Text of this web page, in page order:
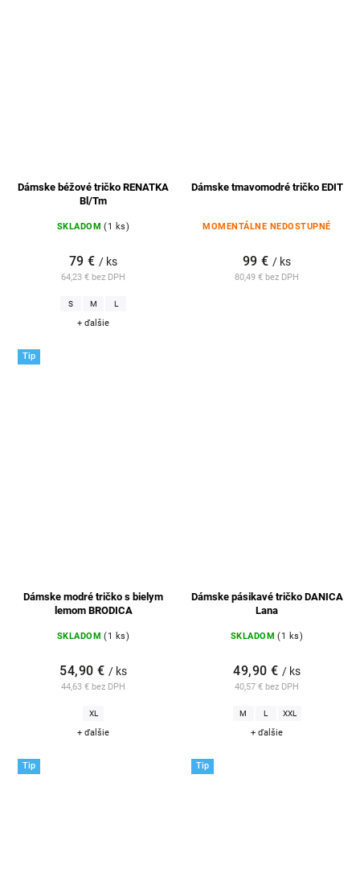
Dámske béžové tričko RENATKA
Bl/Tm
SKLADOM (1 ks)
64,23 € bez DPH
79 €/ ks
S M L
+ ďalšie
Dámske tmavomodré tričko EDIT
MOMENTÁLNE NEDOSTUPNÉ
80,49 € bez DPH
99 €/ ks
Tip
Dámske modré tričko s bielym
lemom BRODICA
SKLADOM (1 ks)
44,63 € bez DPH
54,90 € / ks
XL
+ ďalšie
Dámske pásikavé tričko DANICA
Lana
SKLADOM (1 ks)
40,57 € bez DPH
49,90 € / ks
M L XXL
+ ďalšie
Tip Tip